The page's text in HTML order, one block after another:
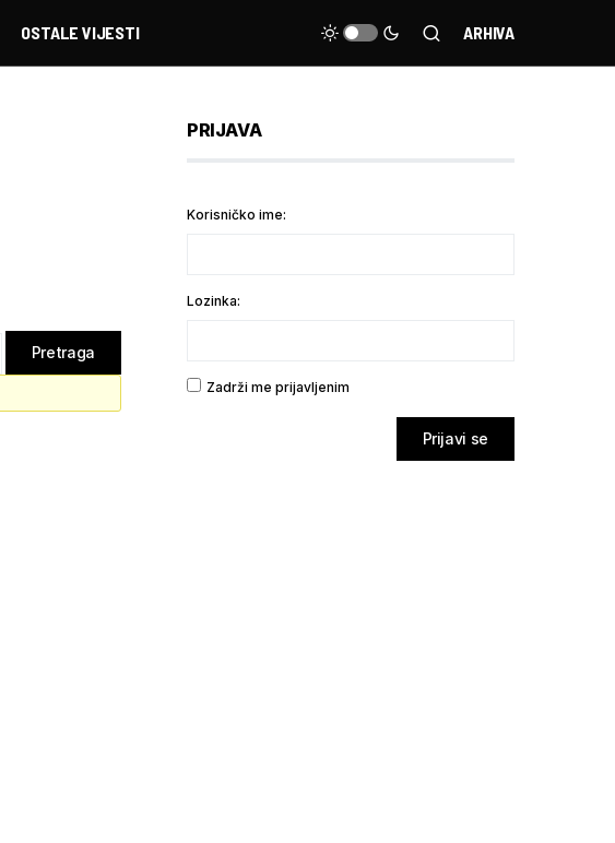
OSTALE VIJESTI ARHIVA
PRIJAVA
Korisničko ime:
Lozinka:
Zadrži me prijavljenim
Prijavi se